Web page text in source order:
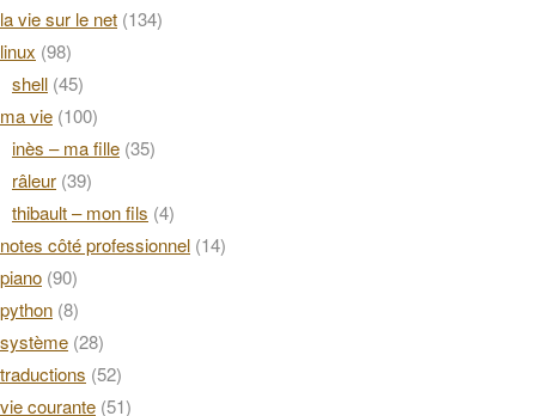
la vie sur le net (134)
linux (98)
shell (45)
ma vie (100)
inès – ma fille (35)
râleur (39)
thibault – mon fils (4)
notes côté professionnel (14)
piano (90)
python (8)
système (28)
traductions (52)
vie courante (51)